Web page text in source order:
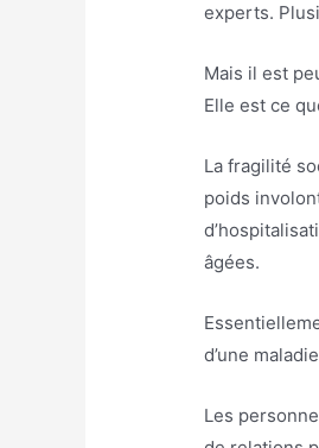
experts.
Mais il est
Elle est ce
La fragilité
poids
âgées.
d’une
Les